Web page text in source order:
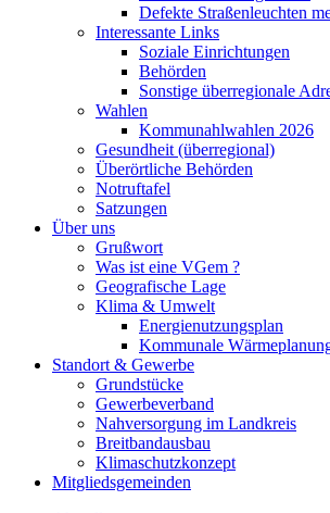
Defekte Straßenleuchten
Interessante Links
Soziale Einrichtungen
Behörden
Sonstige überregionale
Wahlen
Kommunahlwahlen 2026
Gesundheit (überregional)
Überörtliche Behörden
Notruftafel
Satzungen
Über uns
Grußwort
Was ist eine VGem ?
Geografische Lage
Klima & Umwelt
Energienutzungsplan
Kommunale
Standort & Gewerbe
Grundstücke
Gewerbeverband
Nahversorgung im Landkreis
Breitbandausbau
Klimaschutzkonzept
Mitgliedsgemeinden